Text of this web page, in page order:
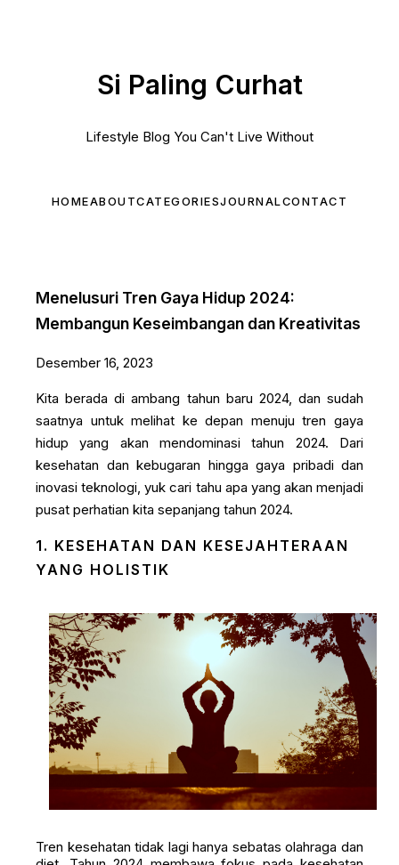
Si Paling Curhat
Lifestyle Blog You Can't Live Without
HOMEABOUTCATEGORIESJOURNALCONTACT
Menelusuri Tren Gaya Hidup 2024:
Membangun Keseimbangan dan Kreativitas
Desember 16, 2023
Kita berada di ambang tahun baru 2024, dan sudah
saatnya untuk melihat ke depan menuju tren gaya
hidup yang akan mendominasi tahun 2024. Dari
kesehatan dan kebugaran hingga gaya pribadi dan
inovasi teknologi, yuk cari tahu apa yang akan menjadi
pusat perhatian kita sepanjang tahun 2024.
1. KESEHATAN DAN KESEJAHTERAAN
YANG HOLISTIK
Tren kesehatan tidak lagi hanya sebatas olahraga dan